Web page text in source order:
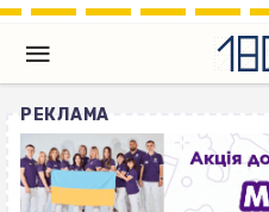
РЕКЛАМА